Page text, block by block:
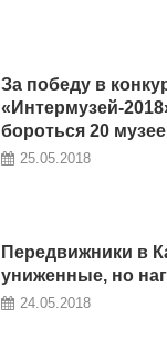
За победу в
«Интермузей-
бороться 20
25.05.2018
Передвижники в
униженные, но
24.05.2018